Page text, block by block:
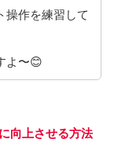
操作を練習して
よ〜😊
向上させる方法